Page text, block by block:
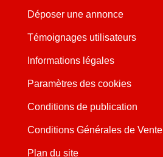
Déposer une annonce
Témoignages utilisateurs
Informations légales
Paramètres des cookies
Conditions de publication
Conditions Générales de Vente
Plan du site